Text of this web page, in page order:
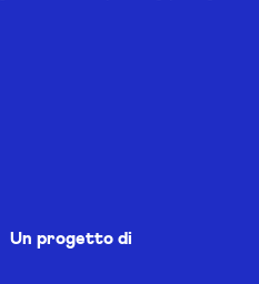
Un progetto di